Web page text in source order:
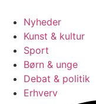
Nyheder
Kunst & kultur
Sport
Børn & unge
Debat & politik
Erhverv